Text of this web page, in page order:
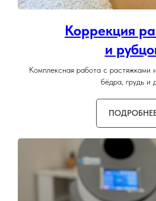
Коррекция
и
Комплексная работа с растяжками
бёдра, грудь и